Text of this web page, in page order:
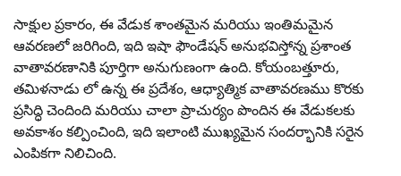
సాక్షుల ప్రకారం, ఈ వేడుక శాంతమైన మరియు ఇంతిమమైన
ఆవరణలో జరిగింది, ఇది ఇషా ఫౌండేషన్ అనుభవిస్తోన్న ప్రశాంత
వాతావరణానికి పూర్తిగా అనుగుణంగా ఉంది. కోయంబత్తూరు,
తమిళనాడు లో ఉన్న ఈ ప్రదేశం, ఆధ్యాత్మిక వాతావరణము కొరకు
ప్రసిద్ధి చెందింది మరియు చాలా ప్రాచుర్యం పొందిన ఈ వేడుకలకు
అవకాశం కల్పించింది, ఇది ఇలాంటి ముఖ్యమైన సందర్భానికి సరైన
ఎంపికగా నిలిచింది.